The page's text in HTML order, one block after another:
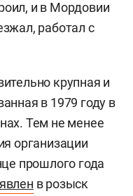
и в Мордовии
работал с
крупная и
в 1979 году в
Тем не менее
организации
прошлого года
в розыск